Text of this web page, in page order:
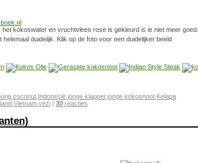
het kokoswater en vruchtvlees rose is gekleurd is ie niet meer
duidelijk. Klik op de foto voor een duidelijker beeld
coconut Indonesië jonge klapper,jonge kokosnoot Kelapa
Vietnam yé​zi 30 reacties